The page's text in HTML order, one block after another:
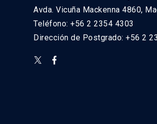
Avda. Vicuña Mackenna 4860,
Teléfono: +56 2 2354 4303
Dirección de Postgrado: +56 2